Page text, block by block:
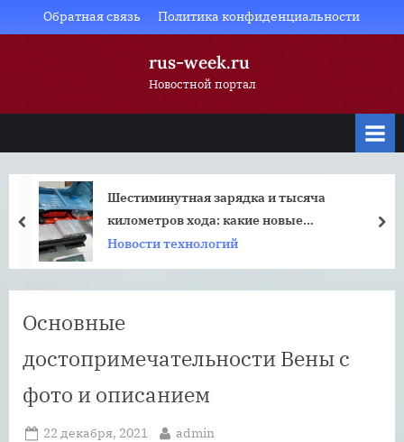
to
Обратная связь Политика конфиденциальности
rus-week.ru
Новостной портал
Шестиминутная зарядка и тысяча
километров хода: какие новые
аккумуляторы перевернут рынок гаджетов
и электрокаров
Новости технологий
prev
Основные
достопримечательности Вены с
фото и описанием
Posted
22 декабря, 2021 By
admin